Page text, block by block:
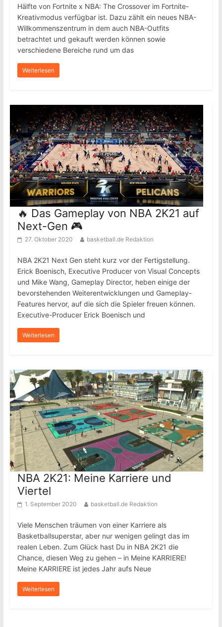
Hälfte von Fortnite x NBA: The Crossover im Fortnite-
Kreativmodus verfügbar ist. Dazu zählt ein neues NBA-
Willkommenszentrum in dem auch NBA-Outfits
betrachtet und gekauft werden können sowie
verschiedene Bereiche rund um das
Weiterlesen
🔥 Das Gameplay von NBA 2K21 auf
Next-Gen 🎮
27. Oktober 2020 basketball.de Redaktion
NBA 2K21 Next Gen steht kurz vor der Fertigstellung.
Erick Boenisch, Executive Producer von Visual Concepts
und Mike Wang, Gameplay Director, heben einige der
bevorstehenden Weiterentwicklungen und Gameplay-
Features hervor, auf die sich die Spieler freuen können.
Executive-Producer Erick Boenisch und
Weiterlesen
NBA 2K21: Meine Karriere und
Viertel
1. September 2020 basketball.de Redaktion
Viele Menschen träumen von einer Karriere als
Basketballsuperstar, aber nur wenigen gelingt das im
realen Leben. Zum Glück hast Du in NBA 2K21 die
Chance, diesen Weg zu gehen – in Meine KARRIERE!
Meine KARRIERE ist jedes Jahr aufs Neue
Weiterlesen